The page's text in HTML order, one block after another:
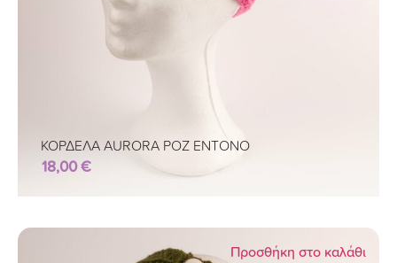
ΚΟΡΔΕΛΑ AURORA ΡΟΖ ΕΝΤΟΝΟ
18,00€
Προσθήκη στο καλάθι